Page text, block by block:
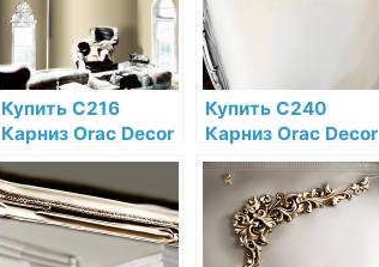
Купить C216
Карниз Orac Decor
Полиуретан Orac
Decor по низкой
цене в интернет-
магазине
Купить C240
Карниз Orac Decor
Полиуретан Orac
Decor по низкой
цене в интернет-
магазине